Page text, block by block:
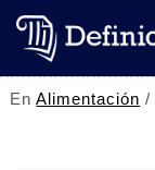
EnAlimentación